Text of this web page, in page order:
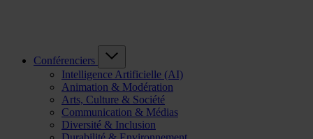
Conférenciers
Intelligence Artificielle (AI)
Animation & Modération
Arts, Culture & Société
Communication & Médias
Diversité & Inclusion